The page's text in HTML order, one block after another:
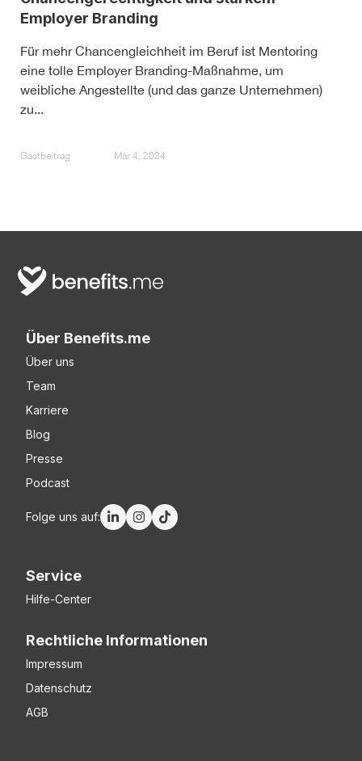
Employer Branding
Für mehr Chancengleichheit im Beruf ist Mentoring
eine tolle Employer Branding-Maßnahme, um
weibliche Angestellte (und das ganze Unternehmen)
zu...
Gastbeitrag Mär 4, 2024
Über Benefits.me
Über uns
Team
Karriere
Blog
Presse
Podcast
Folge uns auf:
Service
Hilfe-Center
Rechtliche Informationen
Impressum
Datenschutz
AGB